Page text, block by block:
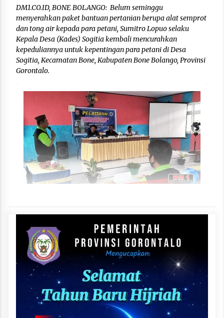
DM1.CO.ID, BONE BOLANGO: Belum seminggu
menyerahkan paket bantuan pertanian berupa alat semprot
dan tong air kepada para petani, Sumitro Lopuo selaku
Kepala Desa (Kades) Sogitia kembali mencurahkan
kepeduliannya untuk kepentingan para petani di Desa
Sogitia, Kecamatan Bone, Kabupaten Bone Bolango, Provinsi
Gorontalo.